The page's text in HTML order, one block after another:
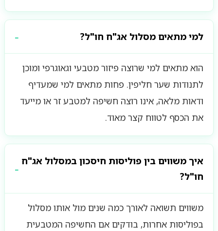
למי מתאים מסלול אג"ח חו"ל?
הוא מתאים למי שרוצה פיזור מטבעי וגאוגרפי ומוכן
לתנודות שער חליפין. פחות מתאים למי שמעדיף
ודאות מלאה, אינו רוצה חשיפה למטבע זר או מייעד
את הכסף לטווח קצר מאוד.
איך משווים בין פוליסות חיסכון במסלול אג"ח
חו"ל?
משווים תשואה לאורך כמה שנים מול אותו מסלול
בפוליסות אחרות, בודקים אם החשיפה המטבעית